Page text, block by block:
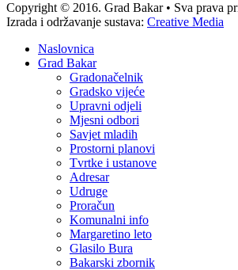
Copyright © 2016. Grad Bakar • Sva prava
Izrada i održavanje sustava: Creative Media
Naslovnica
Grad Bakar
Gradonačelnik
Gradsko vijeće
Upravni odjeli
Mjesni odbori
Savjet mladih
Prostorni planovi
Tvrtke i ustanove
Adresar
Udruge
Proračun
Komunalni info
Margaretino leto
Glasilo Bura
Bakarski zbornik